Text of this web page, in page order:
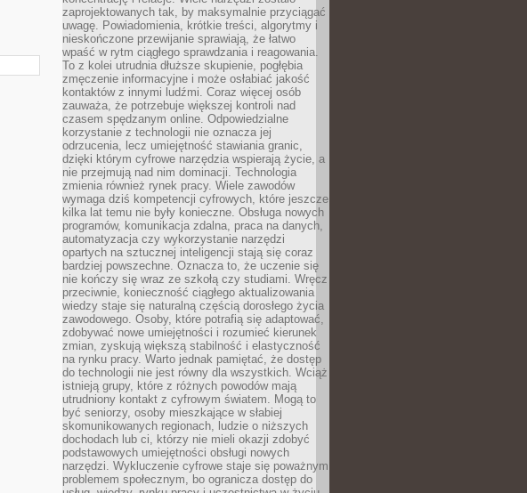
zaprojektowanych tak, by maksymalnie przyciągać
uwagę. Powiadomienia, krótkie treści, algorytmy i
nieskończone przewijanie sprawiają, że łatwo
wpaść w rytm ciągłego sprawdzania i reagowania.
To z kolei utrudnia dłuższe skupienie, pogłębia
zmęczenie informacyjne i może osłabiać jakość
kontaktów z innymi ludźmi. Coraz więcej osób
zauważa, że potrzebuje większej kontroli nad
czasem spędzanym online. Odpowiedzialne
korzystanie z technologii nie oznacza jej
odrzucenia, lecz umiejętność stawiania granic,
dzięki którym cyfrowe narzędzia wspierają życie, a
nie przejmują nad nim dominacji. Technologia
zmienia również rynek pracy. Wiele zawodów
wymaga dziś kompetencji cyfrowych, które jeszcze
kilka lat temu nie były konieczne. Obsługa nowych
programów, komunikacja zdalna, praca na danych,
automatyzacja czy wykorzystanie narzędzi
opartych na sztucznej inteligencji stają się coraz
bardziej powszechne. Oznacza to, że uczenie się
nie kończy się wraz ze szkołą czy studiami. Wręcz
przeciwnie, konieczność ciągłego aktualizowania
wiedzy staje się naturalną częścią dorosłego życia
zawodowego. Osoby, które potrafią się adaptować,
zdobywać nowe umiejętności i rozumieć kierunek
zmian, zyskują większą stabilność i elastyczność
na rynku pracy. Warto jednak pamiętać, że dostęp
do technologii nie jest równy dla wszystkich. Wciąż
istnieją grupy, które z różnych powodów mają
utrudniony kontakt z cyfrowym światem. Mogą to
być seniorzy, osoby mieszkające w słabiej
skomunikowanych regionach, ludzie o niższych
dochodach lub ci, którzy nie mieli okazji zdobyć
podstawowych umiejętności obsługi nowych
narzędzi. Wykluczenie cyfrowe staje się poważnym
problemem społecznym, bo ogranicza dostęp do